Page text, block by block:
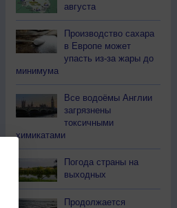
августа
Производство сахара
в Европе может
упасть из-за жары до
минимума
Все водоёмы Англии
загрязнены
токсичными
химикатами
Погода страны на
выходных
Продолжается